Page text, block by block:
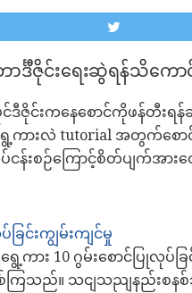
ဇိုင်းရေးဆွဲရန်သိကောင်
ဇိုင်းကနေစောင်ကိုဖန်တီး
ားလဲ tutorial အတွက်စောင်
စဉ်ကြောင့်စိတ်ပျက်အားလျ
င်းကျွမ်းကျင်မှု
ား 10 ဂွမ်းစောင်ပြုလုပ်ခြ
ြစ်ကြသည်။ သငျသညျနည်